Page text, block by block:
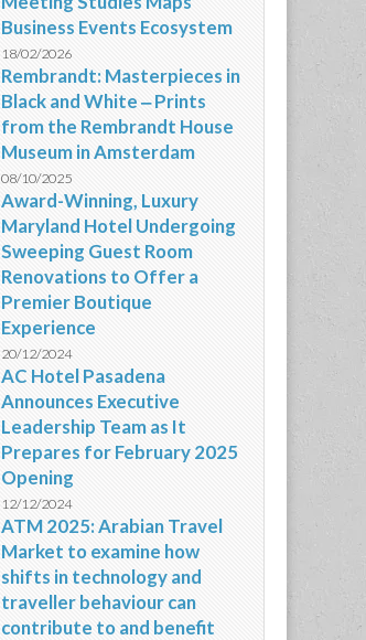
Business Events Ecosystem
18/02/2026
Rembrandt: Masterpieces in
Black and White ‒ Prints
from the Rembrandt House
Museum in Amsterdam
08/10/2025
Award-Winning, Luxury
Maryland Hotel Undergoing
Sweeping Guest Room
Renovations to Offer a
Premier Boutique
Experience
20/12/2024
AC Hotel Pasadena
Announces Executive
Leadership Team as It
Prepares for February 2025
Opening
12/12/2024
ATM 2025: Arabian Travel
Market to examine how
shifts in technology and
traveller behaviour can
contribute to and benefit